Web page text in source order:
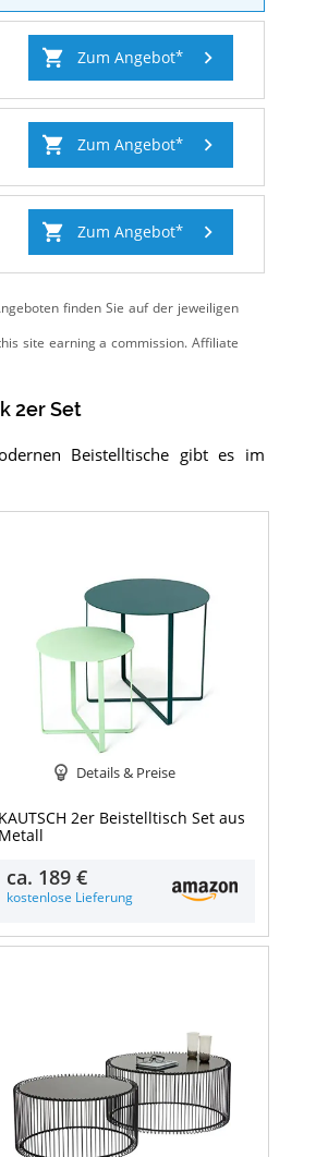
Zum Angebot
Zum Angebot
Zum Angebot
finden Sie auf der jeweiligen
2er Set
Beistelltische gibt es im
Details & Preise
KAUTSCH 2er Beistelltisch Set aus
Metall
ca. 189 €
kostenlose Lieferung